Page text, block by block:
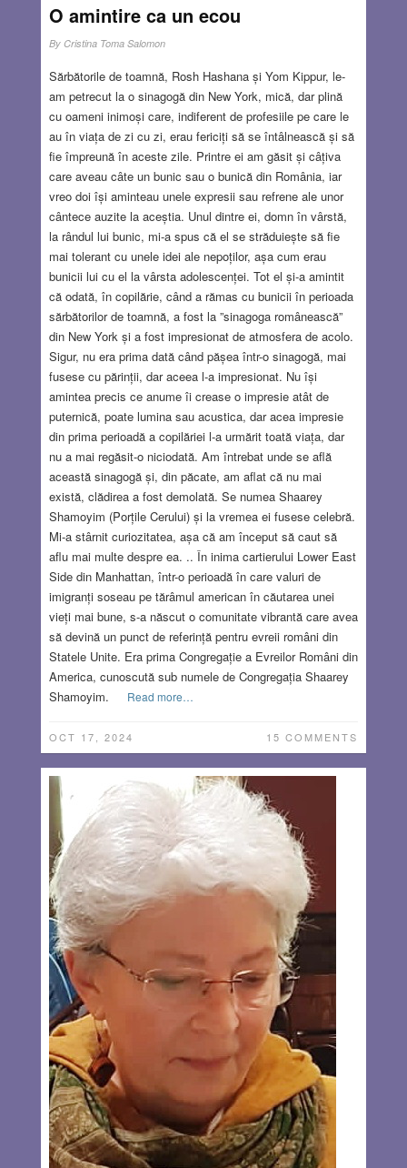
O amintire ca un ecou
By Cristina Toma Salomon
Sărbătorile de toamnă, Rosh Hashana și Yom Kippur, le-
am petrecut la o sinagogă din New York, mică, dar plină
cu oameni inimoși care, indiferent de profesiile pe care le
au în viața de zi cu zi, erau fericiți să se întâlnească și să
fie împreună în aceste zile. Printre ei am găsit și câțiva
care aveau câte un bunic sau o bunică din România, iar
vreo doi își aminteau unele expresii sau refrene ale unor
cântece auzite la aceștia. Unul dintre ei, domn în vârstă,
la rândul lui bunic, mi-a spus că el se străduiește să fie
mai tolerant cu unele idei ale nepoților, așa cum erau
bunicii lui cu el la vârsta adolescenței. Tot el și-a amintit
că odată, în copilărie, când a rămas cu bunicii în perioada
sărbătorilor de toamnă, a fost la ”sinagoga românească”
din New York și a fost impresionat de atmosfera de acolo.
Sigur, nu era prima dată când pășea într-o sinagogă, mai
fusese cu părinții, dar aceea l-a impresionat. Nu își
amintea precis ce anume îi crease o impresie atât de
puternică, poate lumina sau acustica, dar acea impresie
din prima perioadă a copilăriei l-a urmărit toată viața, dar
nu a mai regăsit-o niciodată. Am întrebat unde se află
această sinagogă și, din păcate, am aflat că nu mai
există, clădirea a fost demolată. Se numea Shaarey
Shamoyim (Porțile Cerului) și la vremea ei fusese celebră.
Mi-a stârnit curiozitatea, așa că am început să caut să
aflu mai multe despre ea. .. În inima cartierului Lower East
Side din Manhattan, într-o perioadă în care valuri de
imigranți soseau pe tărâmul american în căutarea unei
vieți mai bune, s-a născut o comunitate vibrantă care avea
să devină un punct de referință pentru evreii români din
Statele Unite. Era prima Congregație a Evreilor Români din
America, cunoscută sub numele de Congregația Shaarey
Shamoyim.
Read more…
OCT 17, 2024 15 COMMENTS